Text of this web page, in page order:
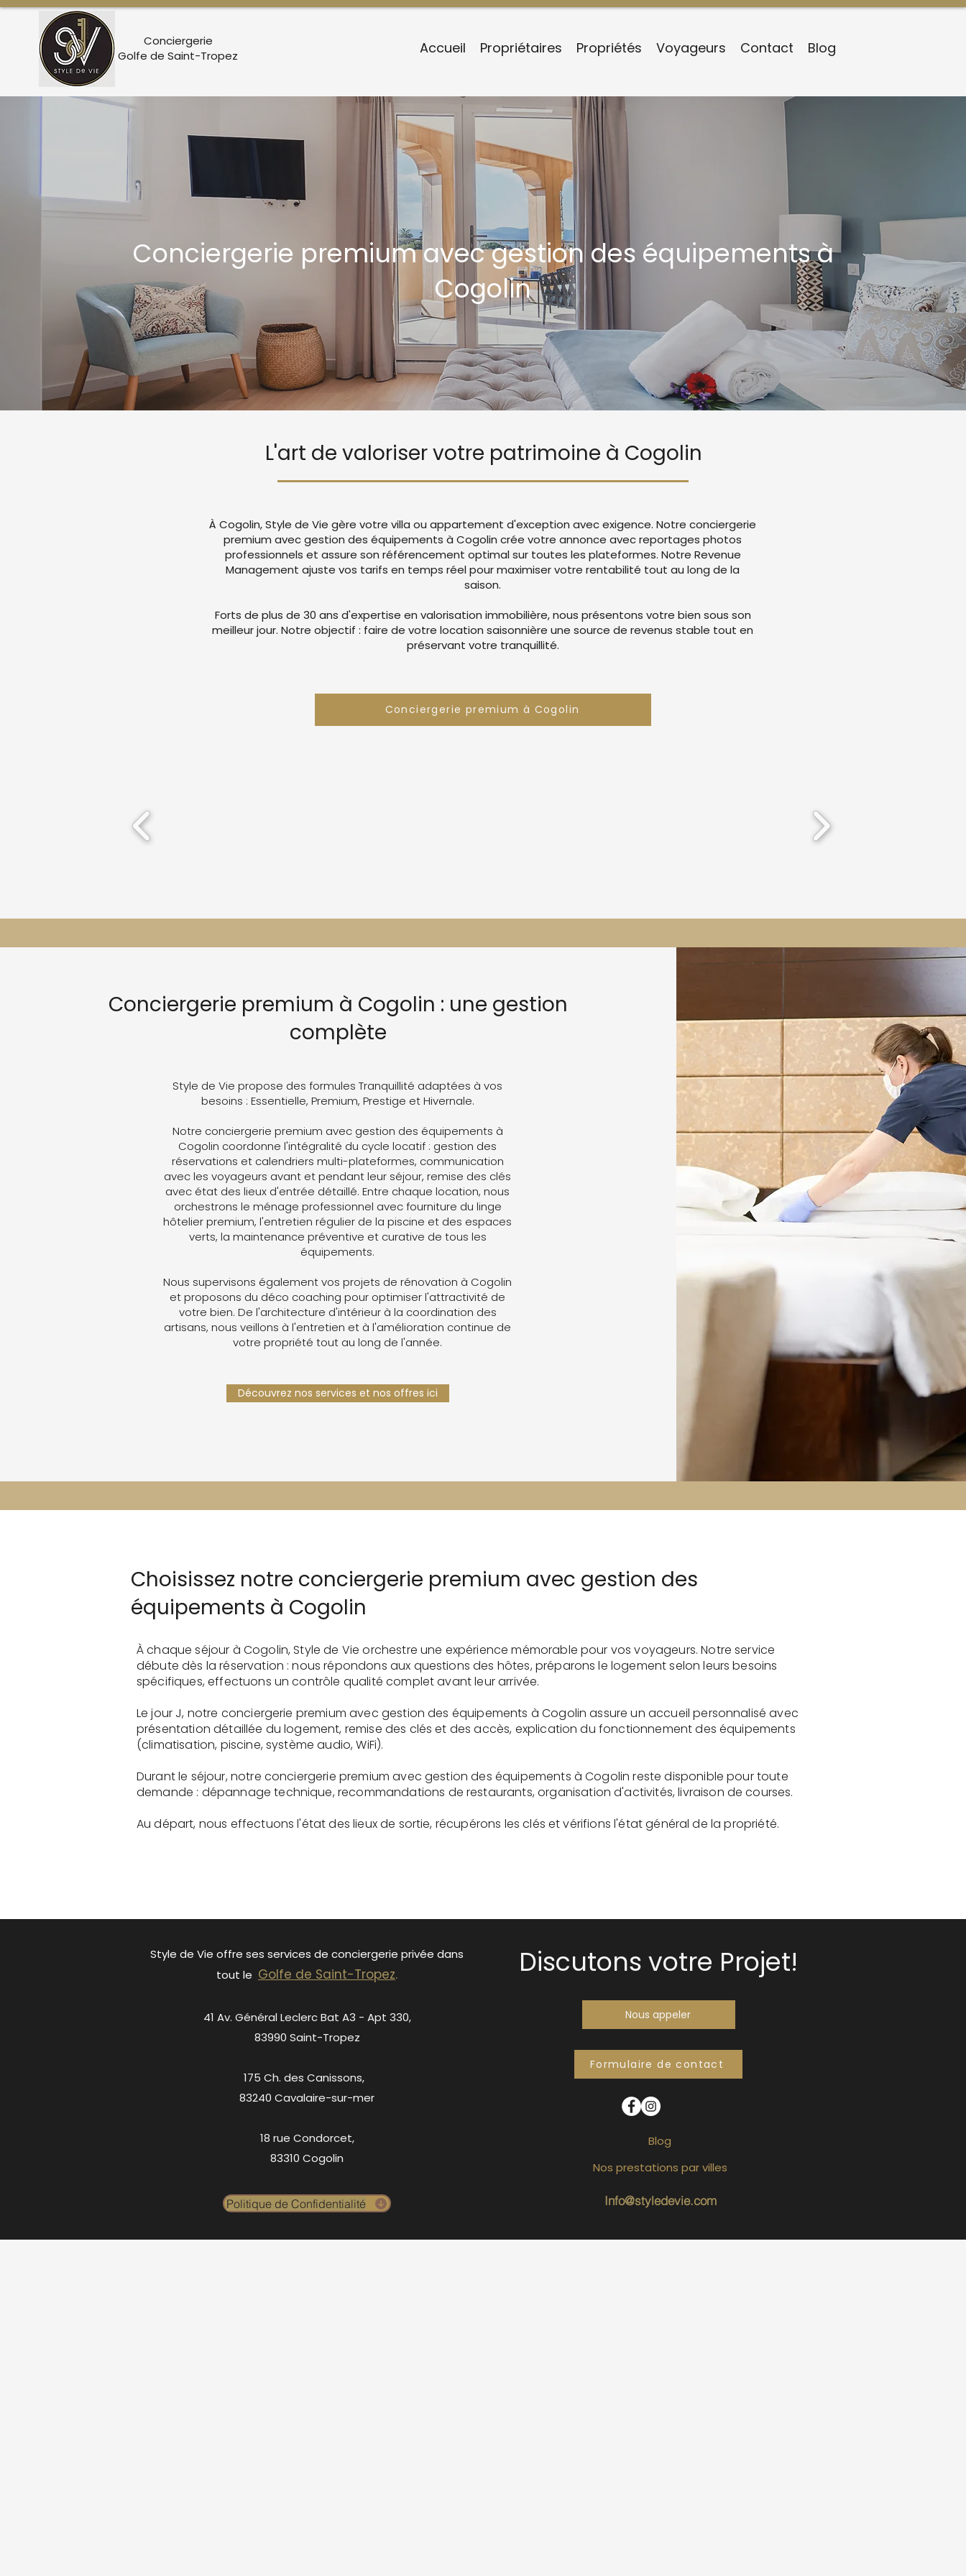
Conciergerie
Golfe de Saint-Tropez
Accueil Propriétaires Propriétés Voyageurs Contact Blog
Conciergerie premium avec gestion des équipements à
Cogolin
L'art de valoriser votre patrimoine à Cogolin
À Cogolin, Style de Vie gère votre villa ou appartement d'exception avec exigence. Notre conciergerie
premium avec gestion des équipements à Cogolin crée votre annonce avec reportages photos
professionnels et assure son référencement optimal sur toutes les plateformes. Notre Revenue
Management ajuste vos tarifs en temps réel pour maximiser votre rentabilité tout au long de la
saison.
Forts de plus de 30 ans d'expertise en valorisation immobilière, nous présentons votre bien sous son
meilleur jour. Notre objectif : faire de votre location saisonnière une source de revenus stable tout en
préservant votre tranquillité.
Conciergerie premium à Cogolin
Conciergerie premium à Cogolin : une gestion
complète
Style de Vie propose des formules Tranquillité adaptées à vos
besoins : Essentielle, Premium, Prestige et Hivernale.
Notre conciergerie premium avec gestion des équipements à
Cogolin coordonne l'intégralité du cycle locatif : gestion des
réservations et calendriers multi-plateformes, communication
avec les voyageurs avant et pendant leur séjour, remise des clés
avec état des lieux d'entrée détaillé. Entre chaque location, nous
orchestrons le ménage professionnel avec fourniture du linge
hôtelier premium, l'entretien régulier de la piscine et des espaces
verts, la maintenance préventive et curative de tous les
équipements.
Nous supervisons également vos projets de rénovation à Cogolin
et proposons du déco coaching pour optimiser l'attractivité de
votre bien. De l'architecture d'intérieur à la coordination des
artisans, nous veillons à l'entretien et à l'amélioration continue de
votre propriété tout au long de l'année.
Découvrez nos services et nos offres ici
Choisissez notre conciergerie premium avec gestion des
équipements à Cogolin
À chaque séjour à Cogolin, Style de Vie orchestre une expérience mémorable pour vos voyageurs. Notre service
débute dès la réservation : nous répondons aux questions des hôtes, préparons le logement selon leurs besoins
spécifiques, effectuons un contrôle qualité complet avant leur arrivée.
Le jour J, notre conciergerie premium avec gestion des équipements à Cogolin assure un accueil personnalisé avec
présentation détaillée du logement, remise des clés et des accès, explication du fonctionnement des équipements
(climatisation, piscine, système audio, WiFi).
Durant le séjour, notre conciergerie premium avec gestion des équipements à Cogolin reste disponible pour toute
demande : dépannage technique, recommandations de restaurants, organisation d'activités, livraison de courses.
Au départ, nous effectuons l'état des lieux de sortie, récupérons les clés et vérifions l'état général de la propriété.
Style de Vie offre ses services de conciergerie privée dans
tout le Golfe de Saint-Tropez.
41 Av. Général Leclerc Bat A3 - Apt 330,
83990 Saint-Tropez
175 Ch. des Canissons,
83240 Cavalaire-sur-mer
18 rue Condorcet,
83310 Cogolin
Politique de Confidentialité
Discutons votre Projet!
Nous appeler
Formulaire de contact
Blog
Info@styledevie.com
Nos prestations par villes